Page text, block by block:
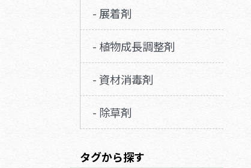
- 展着剤
- 植物成長調整剤
- 資材消毒剤
- 除草剤
タグから探す